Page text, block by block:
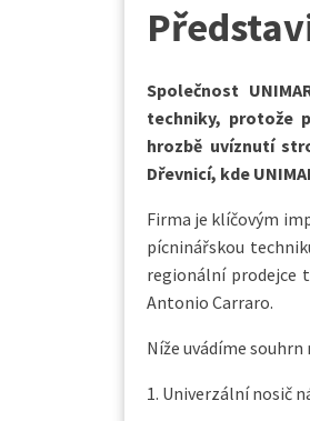
Společnost
techniky, protože
hrozbě uvíznutí
Dřevnicí, kde
Firma je klíčovým
pícninářskou
regionální prodejce
Antonio Carraro.
Níže uvádíme
1. Univerzální nosič